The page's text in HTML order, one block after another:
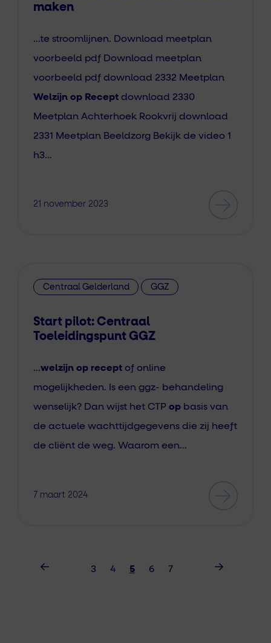
maken
…te stroomlijnen. Download meetplan
voorbeeld pdf Download meetplan
voorbeeld pdf download 2332 Meetplan
Welzijn op Recept download 2330
Meetplan Achterhoek Rookvrij download
2331 Meetplan Beeldzorg Bekijk de video 1
h3…
21 november 2023
Centraal Gelderland GGZ
Start pilot: Centraal
Toeleidingspunt GGZ
…welzijn op recept of online
mogelijkheden. Is een ggz- behandeling
wenselijk? Dan wijst het CTP op basis van
de actuele wachttijdgegevens die zij heeft
de cliënt de weg. Waarom een…
7 maart 2024
3 4 5 6 7